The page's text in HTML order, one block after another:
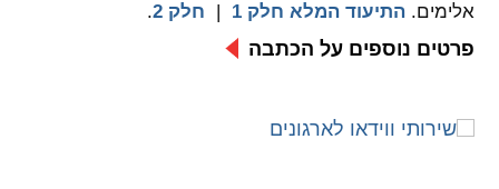
קישורים
אלימים.התיעוד המלא חלק 1 חלק 2 .
פרטים נוספים על הכתבה